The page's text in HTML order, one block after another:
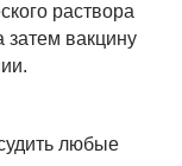
раствора
вакцину
любые